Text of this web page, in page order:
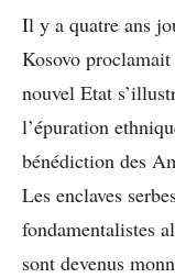
Il y a quatre ans
Kosovo
nouvel Etat
l’épuration
bénédiction des
Les enclaves
fondamentalistes
sont devenus